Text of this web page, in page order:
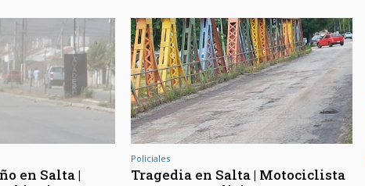
en Salta |
Policiales
Tragedia en Salta | Motociclista